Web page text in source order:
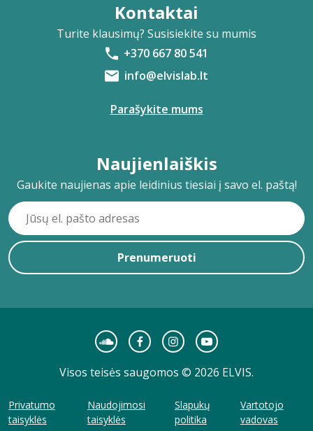
Kontaktai
Turite klausimų? Susisiekite su mumis
+370 667 80 541
info@elvislab.lt
Parašykite mums
Naujienlaiškis
Gaukite naujienas apie leidinius tiesiai į savo el. paštą!
Prenumeruoti
Visos teisės saugomos © 2026 ELVIS.
Privatumo
taisyklės
Naudojimosi
taisyklės
Slapukų
politika
Vartotojo
vadovas